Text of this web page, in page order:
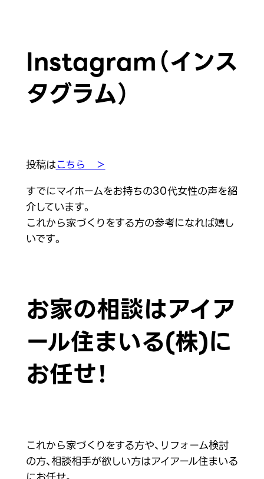
Instagram（インス
タグラム）
投稿⁨⁩はこちら ＞
すでにマイホームをお持ちの30代女性の声を紹
介しています。
これから家づくりをする方の参考になれば嬉し
いです。
お家の相談はアイア
ール住まいる(株)に
お任せ！
これから家づくりをする方や、リフォーム検討
の方、相談相手が欲しい方はアイアール住まいる